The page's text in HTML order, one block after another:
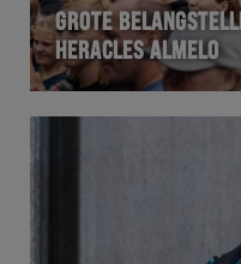
GROTE
HERACLES ALMELO